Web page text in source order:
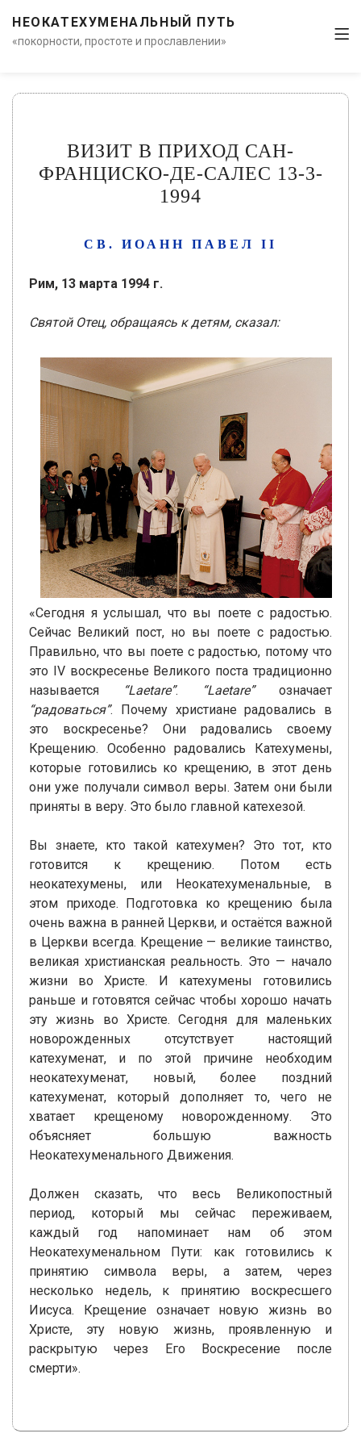
НЕОКАТЕХУМЕНАЛЬНЫЙ ПУТЬ
«покорности, простоте и прославлении»
ВИЗИТ В ПРИХОД САН-
ФРАНЦИСКО-ДЕ-САЛЕС 13-3-
1994
СВ. ИОАНН ПАВЕЛ ІІ
Рим, 13 марта 1994 г.
Святой Отец, обращаясь к детям, сказал:
«Сегодня я услышал, что вы поете с радостью.
Сейчас Великий пост, но вы поете с радостью.
Правильно, что вы поете с радостью, потому что
это IV воскресенье Великого поста традиционно
называется
“Laetare”. “Laetare”означает
“радоваться”. Почему христиане радовались в
это воскресенье? Они радовались своему
Крещению. Особенно радовались Катехумены,
которые готовились ко крещению, в этот день
они уже получали символ веры. Затем они были
приняты в веру. Это было главной катехезой.
Вы знаете, кто такой катехумен? Это тот, кто
готовится к крещению. Потом есть
неокатехумены, или Неокатехуменальные, в
этом приходе. Подготовка ко крещению была
очень важна в ранней Церкви, и остаётся важной
в Церкви всегда. Крещение — великие таинство,
великая христианская реальность. Это — начало
жизни во Христе. И катехумены готовились
раньше и готовятся сейчас чтобы хорошо начать
эту жизнь во Христе. Сегодня для маленьких
новорожденных отсутствует настоящий
катехуменат, и по этой причине необходим
неокатехуменат, новый, более поздний
катехуменат, который дополняет то, чего не
хватает крещеному новорожденному. Это
объясняет большую важность
Неокатехуменального Движения.
Должен сказать, что весь Великопостный
период, который мы сейчас переживаем,
каждый год напоминает нам об этом
Неокатехуменальном Пути: как готовились к
принятию символа веры, а затем, через
несколько недель, к принятию воскресшего
Иисуса. Крещение означает новую жизнь во
Христе, эту новую жизнь, проявленную и
раскрытую через Его Воскресение после
смерти».